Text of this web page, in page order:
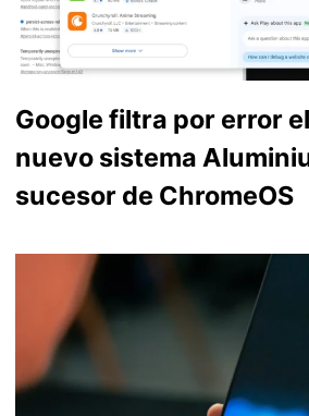
Google filtra por error
nuevo sistema
sucesor de ChromeOS